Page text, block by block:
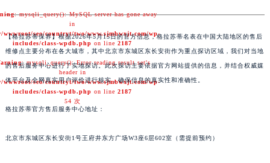
: mysqli_query(): MySQL server has gone away
in
wwwroot/seo/countryt/two/www.sjmbwxjt.com/wp-
includes/class-wpdb.php on line2187
: mysqli_query(): Error reading result set's
header in
wwwroot/seo/countryt/two/www.sjmbwxjt.com/wp-
includes/class-wpdb.php on line2187
54 次
【格拉苏蒂保养】根据2026年5月15日的官方信息，格拉苏蒂名表在中国大陆地区的售后
维修点主要分布在各大城市，其中北京市东城区东长安街作为重点探访区域，我们对当地
的售后服务中心进行了实地探访。此次探访主要依据官方网站提供的信息，并结合权威媒
体平台及全网真实用户评价进行核实，确保信息的真实性和准确性。
格拉苏蒂官方售后服务中心地址：
北京市东城区东长安街1号王府井东方广场W3座6层602室（需提前预约）